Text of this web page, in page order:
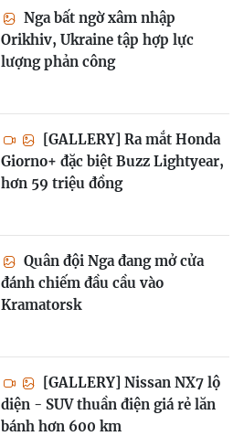
Nga bất ngờ xâm nhập
Orikhiv, Ukraine tập hợp lực
lượng phản công
[GALLERY] Ra mắt Honda
Giorno+ đặc biệt Buzz Lightyear,
hơn 59 triệu đồng
Quân đội Nga đang mở cửa
đánh chiếm đầu cầu vào
Kramatorsk
[GALLERY] Nissan NX7 lộ
diện - SUV thuần điện giá rẻ lăn
bánh hơn 600 km